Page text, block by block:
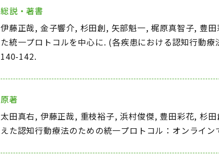
総説・著書
伊藤正哉, 金子響介, 杉田創, 矢部魁一, 梶原真智子, 豊
た統一プロトコルを中心に. (各疾患における認知行
140-142.
原著
太田真右, 伊藤正哉, 重枝裕子, 浜村俊傑, 豊田彩花, 杉
えた認知行動療法のための統一プロトコル：オンライ